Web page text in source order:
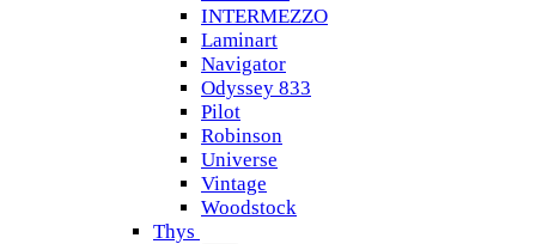
INTERMEZZO
Laminart
Navigator
Odyssey 833
Pilot
Robinson
Universe
Vintage
Woodstock
Thys